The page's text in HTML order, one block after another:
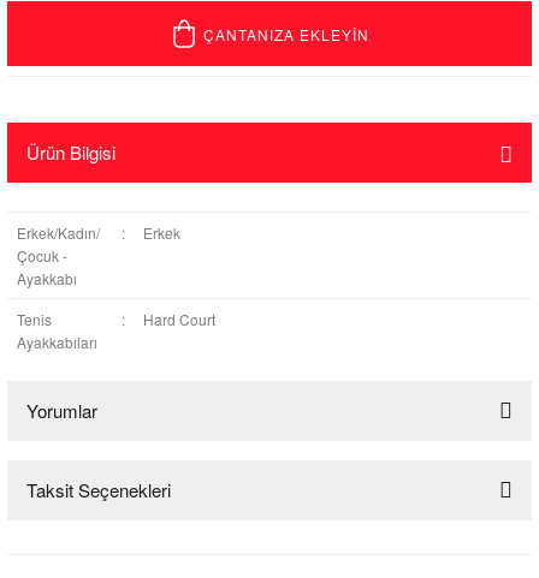
ÇANTANIZA EKLEYİN
Ürün Bilgisi
Erkek/Kadın/
Çocuk -
Ayakkabı
: Erkek
Tenis
Ayakkabıları
: Hard Court
Yorumlar
Bu ürüne ilk yorumu siz yapın!
Taksit Seçenekleri